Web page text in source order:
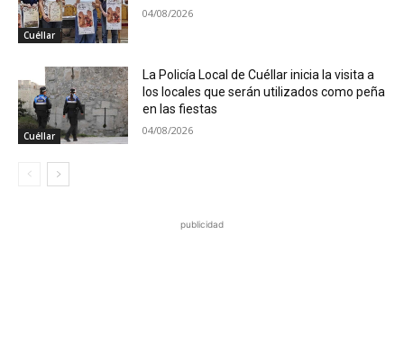
Cuéllar
04/08/2026
Cuéllar
La Policía Local de Cuéllar inicia la visita a
los locales que serán utilizados como peña
en las fiestas
04/08/2026
publicidad